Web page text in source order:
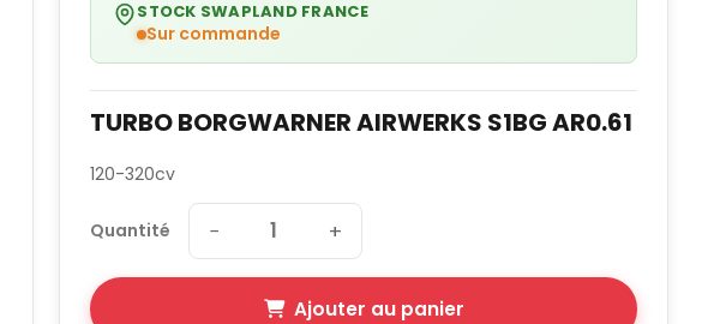
STOCK SWAPLAND FRANCE
Sur commande
TURBO BORGWARNER AIRWERKS S1BG AR0.61
120-320cv
Quantité − +
Ajouter au panier